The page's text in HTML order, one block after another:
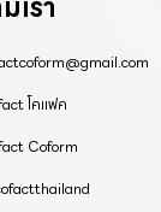
ากชาว
าแล้วจะ
ทศนี้มา
ารแพทย์
งาน
กิดเหตุ
โคแฟค
Coform